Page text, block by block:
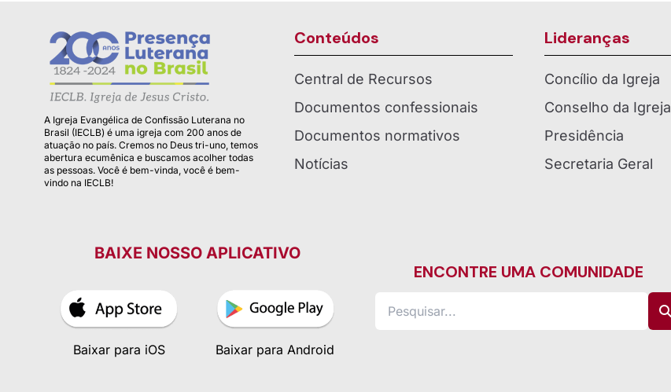
A Igreja Evangélica de Confissão Luterana no
Brasil (IECLB) é uma igreja com 200 anos de
atuação no país. Cremos no Deus tri-uno, temos
abertura ecumênica e buscamos acolher todas
as pessoas. Você é bem-vinda, você é bem-
vindo na IECLB!
Conteúdos
Central de Recursos
Documentos confessionais
Documentos normativos
Notícias
Lideranças
Concílio da Igreja
Conselho da Igreja
Presidência
Secretaria Geral
BAIXE NOSSO APLICATIVO
Baixar para iOS Baixar para Android
ENCONTRE UMA COMUNIDADE